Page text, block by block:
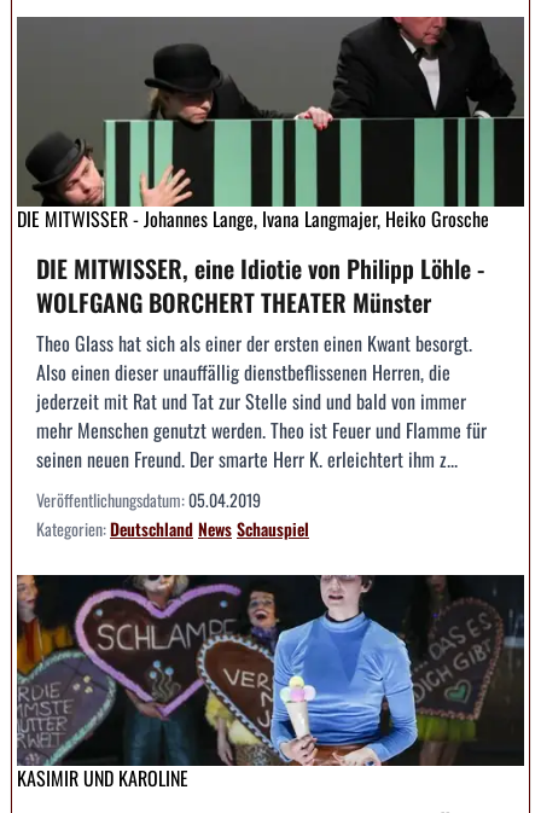
DIE MITWISSER - Johannes Lange, Ivana Langmajer, Heiko Grosche
DIE MITWISSER, eine Idiotie von Philipp Löhle -
WOLFGANG BORCHERT THEATER Münster
Theo Glass hat sich als einer der ersten einen Kwant besorgt.
Also einen dieser unauffällig dienstbeflissenen Herren, die
jederzeit mit Rat und Tat zur Stelle sind und bald von immer
mehr Menschen genutzt werden. Theo ist Feuer und Flamme für
seinen neuen Freund. Der smarte Herr K. erleichtert ihm z...
Veröffentlichungsdatum:05.04.2019
Kategorien:DeutschlandNewsSchauspiel
KASIMIR UND KAROLINE